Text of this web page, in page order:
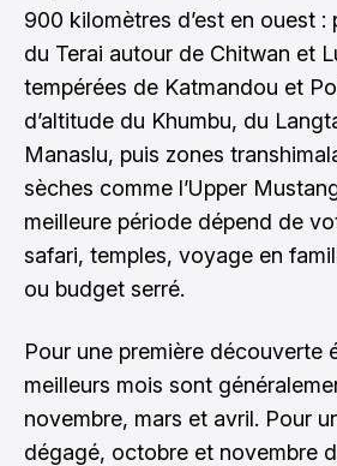
900 kilomètres d’est en ouest :
du Terai autour de Chitwan et
tempérées de Katmandou et
d’altitude du Khumbu, du
Manaslu, puis zones
sèches comme l’Upper
meilleure période dépend de
safari, temples, voyage en
ou budget serré.
Pour une première découverte
meilleurs mois sont
novembre, mars et avril. Pour
dégagé, octobre et novembre